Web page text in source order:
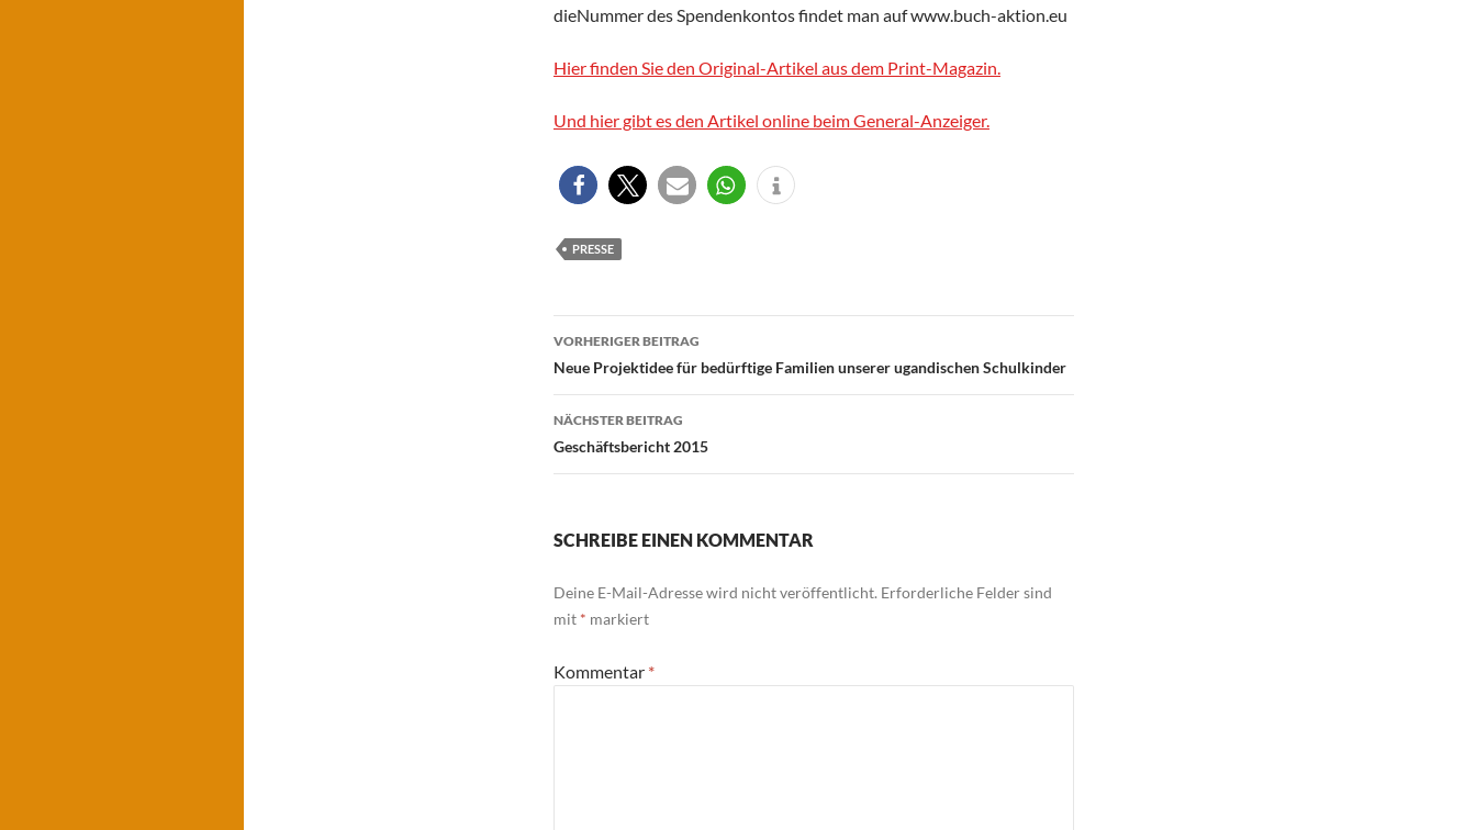
dieNummer des Spendenkontos findet man auf www.buch-aktion.eu
Hier finden Sie den Original-Artikel aus dem Print-Magazin.
Und hier gibt es den Artikel online beim General-Anzeiger.
PRESSE
Beitragsnavigation
VORHERIGER BEITRAG
Neue Projektidee für bedürftige Familien unserer ugandischen Schulkinder
NÄCHSTER BEITRAG
Geschäftsbericht 2015
SCHREIBE EINEN KOMMENTAR
Deine E-Mail-Adresse wird nicht veröffentlicht. Erforderliche Felder sind
mit * markiert
Kommentar *